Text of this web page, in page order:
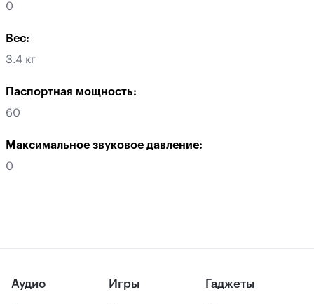
0
Вес:
3.4 кг
Паспортная мощность:
60
Максимальное звуковое давление:
0
Аудио Игры Гаджеты